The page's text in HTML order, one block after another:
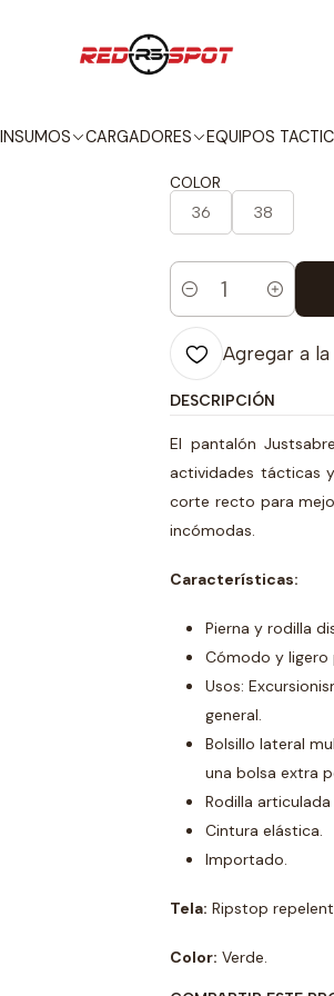
INSUMOS CARGADORES EQUIPOS
COLOR
36 38
Cantidad
Agregar a
DESCRIPCIÓN
El pantalón
actividades tácticas
corte recto para
incómodas.
Características:
Pierna y rodilla
Cómodo y ligero
Usos:
general.
Bolsillo lateral
una bolsa extra
Rodilla
Cintura elástica.
Importado.
Tela: Ripstop
Color: Verde.